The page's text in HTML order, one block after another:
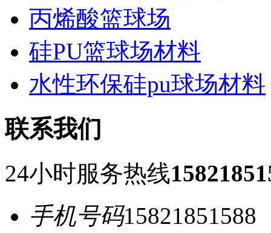
丙烯酸篮球场
硅PU篮球场材料
水性环保硅pu球场材料
联系我们
24小时服务热线
手机号码15821851588